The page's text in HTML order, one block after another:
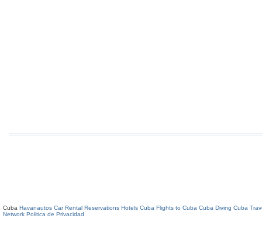
Cuba Havanautos Car Rental Reservations Hotels Cuba Flights to Cuba Cuba Diving Cuba
Network Politica de Privacidad